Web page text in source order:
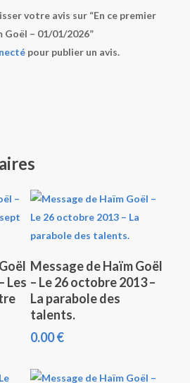
votre avis sur “En ce premier
Goël – 01/01/2026”
pour publier un avis.
Les
Ajouter Au Panier
Message de Haïm Goël
– Le 26 octobre 2013 –
La parabole des
talents.
0.00€